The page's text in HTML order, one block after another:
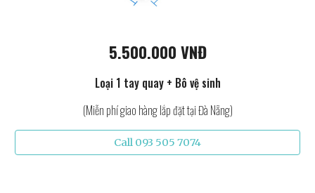
5.500.000 VNĐ
Loại 1 tay quay + Bô vệ sinh
(Miễn phí giao hàng lắp đặt tại Đà Nẵng)
Call 093 505 7074